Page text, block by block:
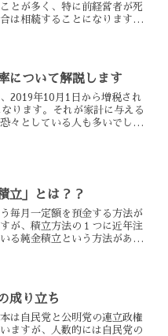
とが多く、特に前経営者が死
は相続することになります。
起こるトラブルを解...
について解説します
2019年10月1日から増税され
ります。それが家計に与える
々としている人も多いでしょ
立」とは？？
毎月一定額を預金する方法が
が、積立方法の１つに近年注
る純金積立という方法がある
です。純金積立の...
成り立ち
は自民党と公明党の連立政権
ますが、人数的には自民党の